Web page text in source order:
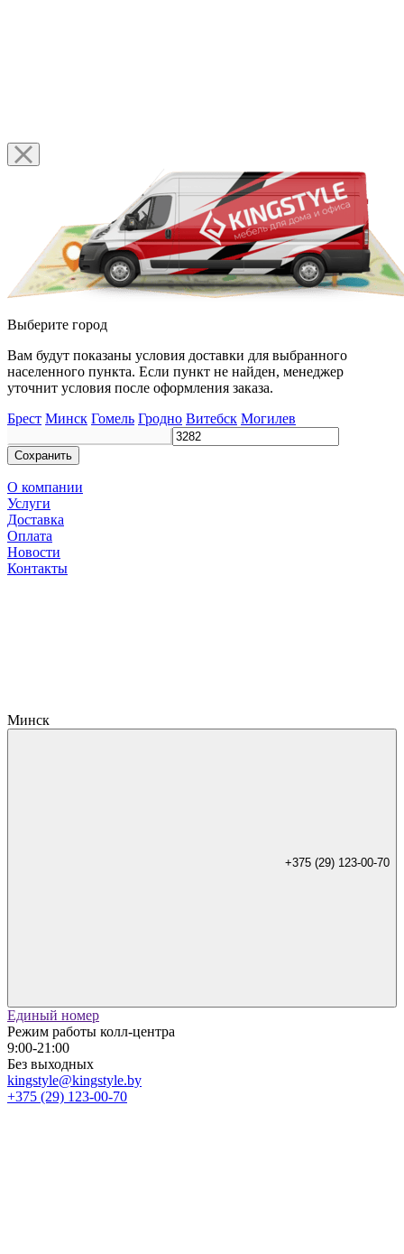
Выберите город
Вам будут показаны условия доставки для выбранного
населенного пункта. Если пункт не найден, менеджер
уточнит условия после оформления заказа.
Брест Минск Гомель Гродно Витебск Могилев
Сохранить
О компании
Услуги
Доставка
Оплата
Новости
Контакты
Минск
+375 (29) 123-00-70
Единый номер
Режим работы колл-центра
9:00-21:00
Без выходных
kingstyle@kingstyle.by
+375 (29) 123-00-70